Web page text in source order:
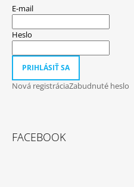
E-mail
Heslo
PRIHLÁSIŤ SA
Nová registráciaZabudnuté heslo
FACEBOOK